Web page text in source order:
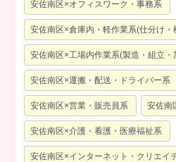
安佐南区×オフィスワーク・事務系
安佐南区×倉庫内・軽作業系(仕分け
安佐南区×工場内作業系(製造・組立・
安佐南区×運搬・配送・ドライバー系
安佐南区×営業・販売員系 安佐南
安佐南区×介護・看護・医療福祉系
安佐南区×インターネット・クリエイ